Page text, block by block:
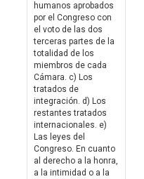
humanos aprobados
por el Congreso con
el voto de las dos
terceras partes de la
totalidad de los
miembros de cada
Cámara. c) Los
tratados de
integración. d) Los
restantes tratados
internacionales. e)
Las leyes del
Congreso. En cuanto
al derecho a la honra,
a la intimidad o a la